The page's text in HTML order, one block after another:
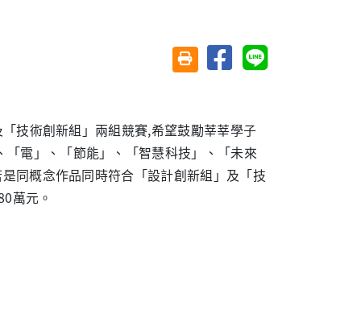
友善列印(另開視窗)
分享至臉書分享至 Line
技術創新組」兩組競賽,希望鼓勵莘莘學子
電」、「節能」、「智慧科技」、「未來
同概念作品同時符合「設計創新組」及「技
萬元。